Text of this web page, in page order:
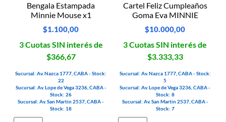
Bengala Estampada
Minnie Mouse x1
$1.100,00
3 Cuotas SIN interés de
$366,67
Sucursal: Av. Nazca 1777, CABA - Stock:
22
Sucursal: Av. Lope de Vega 3236, CABA -
Stock: 26
Sucursal: Av. San Martin 2537, CABA -
Stock: 18
Cartel Feliz Cumpleaños
Goma Eva MINNIE
$10.000,00
3 Cuotas SIN interés de
$3.333,33
Sucursal: Av. Nazca 1777, CABA - Stock:
5
Sucursal: Av. Lope de Vega 3236, CABA -
Stock: 8
Sucursal: Av. San Martin 2537, CABA -
Stock: 7